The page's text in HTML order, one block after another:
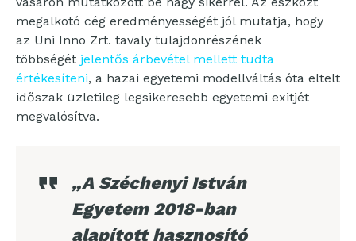
megalkotó cég eredményességét jól mutatja, hogy
az Uni Inno Zrt. tavaly tulajdonrészének
többségét jelentős árbevétel mellett tudta
értékesíteni, a hazai egyetemi modellváltás óta eltelt
időszak üzletileg legsikeresebb egyetemi exitjét
megvalósítva.
„A Széchenyi István
Egyetem 2018-ban
alapított hasznosító